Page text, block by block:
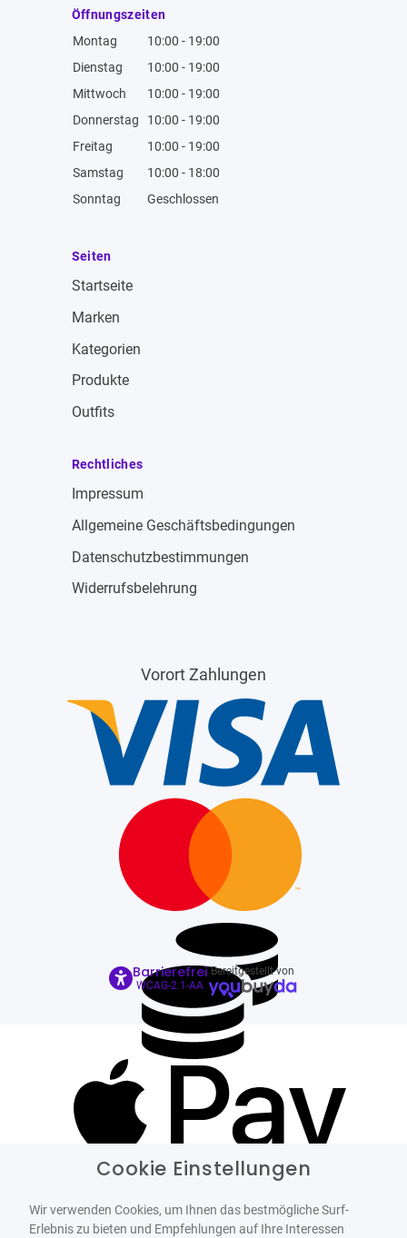
Öffnungszeiten
Montag
10:00 - 19:00
Dienstag
10:00 - 19:00
Mittwoch
10:00 - 19:00
Donnerstag
10:00 - 19:00
Freitag
10:00 - 19:00
Samstag
10:00 - 18:00
Sonntag
Geschlossen
Seiten
Startseite
Marken
Kategorien
Produkte
Outfits
Rechtliches
Impressum
Allgemeine Geschäftsbedingungen
Datenschutzbestimmungen
Widerrufsbelehrung
Vorort Zahlungen
Barrierefrei
WCAG-2.1-AA
Bereitgestellt von
Cookie Einstellungen
Wir verwenden Cookies, um Ihnen das bestmögliche Surf-
Erlebnis zu bieten und Empfehlungen auf Ihre Interessen